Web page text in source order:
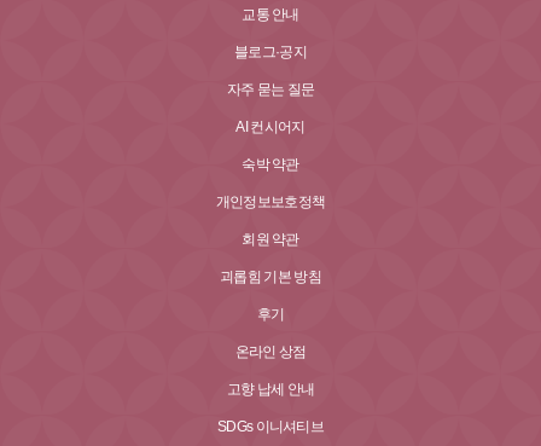
교통 안내
블로그·공지
자주 묻는 질문
AI 컨시어지
숙박 약관
개인정보보호정책
회원 약관
괴롭힘 기본 방침
후기
온라인 상점
고향 납세 안내
SDGs 이니셔티브